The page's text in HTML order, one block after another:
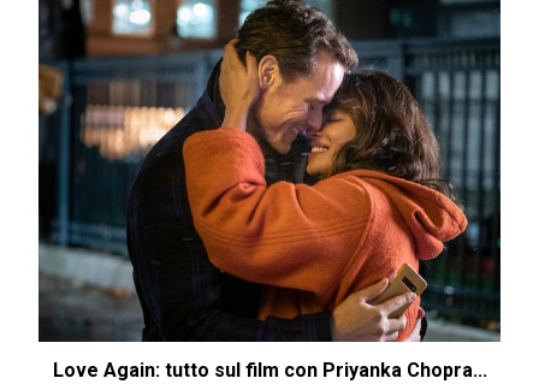
Love Again: tutto sul film con Priyanka Chopra...